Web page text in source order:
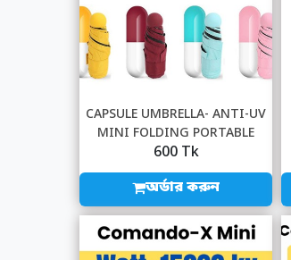
CAPSULE UMBRELLA- ANTI-UV
MINI FOLDING PORTABLE
CREATIVE DES...
600 Tk
অর্ডার করুন